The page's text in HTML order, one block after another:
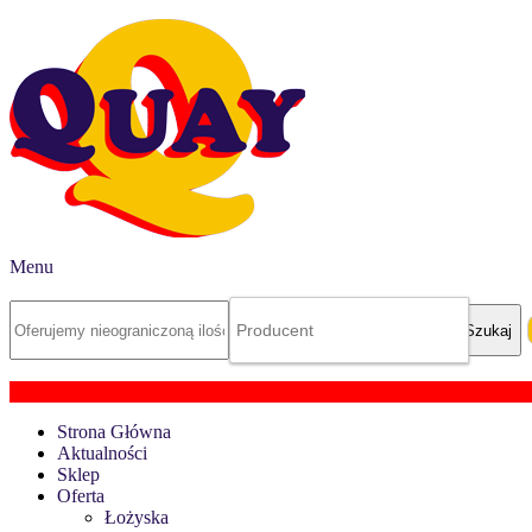
Menu
Strona Główna
Aktualności
Sklep
Oferta
Łożyska